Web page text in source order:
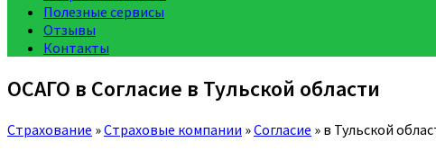
Полезные сервисы
Отзывы
Контакты
ОСАГО в Согласие в Тульской области
Страхование »Страховые компании »Согласие » в Тульской